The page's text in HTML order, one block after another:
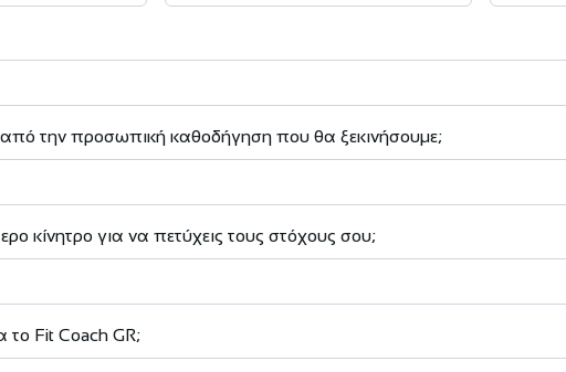
από την προσωπική καθοδήγηση που θα ξεκινήσουμε;
κίνητρο για να πετύχεις τους στόχους σου;
Fit Coach GR;